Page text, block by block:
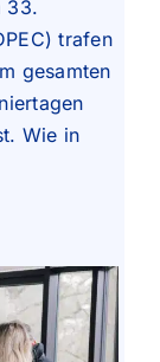
33.
trafen
gesamten
Wie in